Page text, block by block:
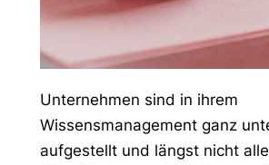
Unternehmen sind in ihrem
Wissensmanagement ganz
aufgestellt und längst nicht